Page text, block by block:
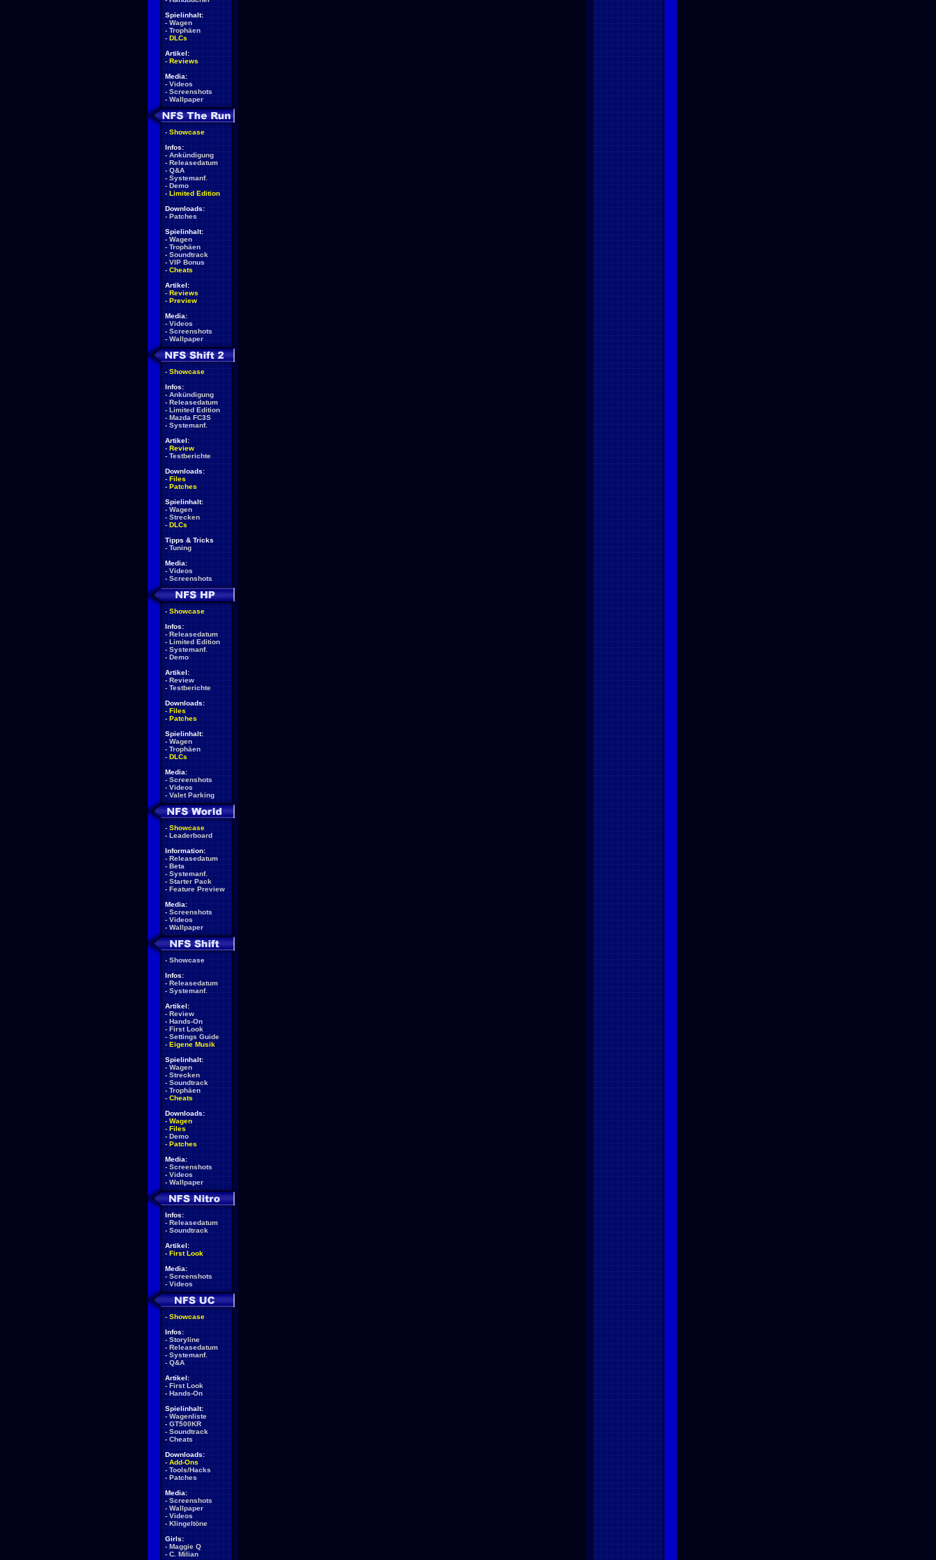
Spielinhalt:
- Wagen
- Trophäen
- DLCs
Artikel:
- Reviews
Media:
- Videos
- Screenshots
- Wallpaper
- Showcase
Infos:
- Ankündigung
- Releasedatum
- Q&A
- Systemanf.
- Demo
- Limited Edition
Downloads:
- Patches
Spielinhalt:
- Wagen
- Trophäen
- Soundtrack
- VIP Bonus
- Cheats
Artikel:
- Reviews
- Preview
Media:
- Videos
- Screenshots
- Wallpaper
- Showcase
Infos:
- Ankündigung
- Releasedatum
- Limited Edition
- Mazda FC3S
- Systemanf.
Artikel:
- Review
- Testberichte
Downloads:
- Files
- Patches
Spielinhalt:
- Wagen
- Strecken
- DLCs
Tipps & Tricks
- Tuning
Media:
- Videos
- Screenshots
- Showcase
Infos:
- Releasedatum
- Limited Edition
- Systemanf.
- Demo
Artikel:
- Review
- Testberichte
Downloads:
- Files
- Patches
Spielinhalt:
- Wagen
- Trophäen
- DLCs
Media:
- Screenshots
- Videos
- Valet Parking
- Showcase
- Leaderboard
Information:
- Releasedatum
- Beta
- Systemanf.
- Starter Pack
- Feature Preview
Media:
- Screenshots
- Videos
- Wallpaper
- Showcase
Infos:
- Releasedatum
- Systemanf.
Artikel:
- Review
- Hands-On
- First Look
- Settings Guide
- Eigene Musik
Spielinhalt:
- Wagen
- Strecken
- Soundtrack
- Trophäen
- Cheats
Downloads:
- Wagen
- Files
- Demo
- Patches
Media:
- Screenshots
- Videos
- Wallpaper
Infos:
- Releasedatum
- Soundtrack
Artikel:
- First Look
Media:
- Screenshots
- Videos
- Showcase
Infos:
- Storyline
- Releasedatum
- Systemanf.
- Q&A
Artikel:
- First Look
- Hands-On
Spielinhalt:
- Wagenliste
- GT500KR
- Soundtrack
- Cheats
Downloads:
- Add-Ons
- Tools/Hacks
- Patches
Media:
- Screenshots
- Wallpaper
- Videos
- Klingeltöne
Girls:
- Maggie Q
- C. Milian